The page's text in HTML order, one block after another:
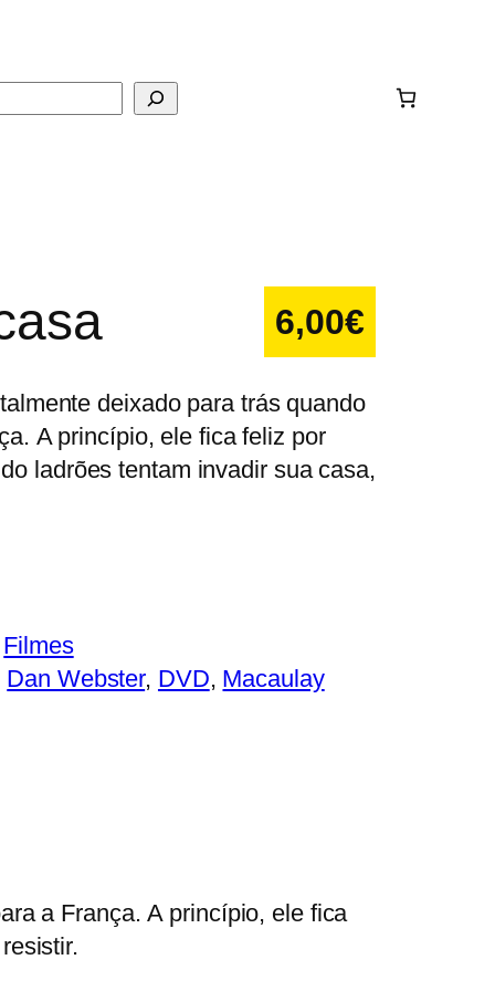
6,00€
deixado para trás quando
A princípio, ele fica feliz por
ladrões tentam invadir sua casa,
Filmes
Dan Webster, DVD, Macaulay
a França. A princípio, ele fica